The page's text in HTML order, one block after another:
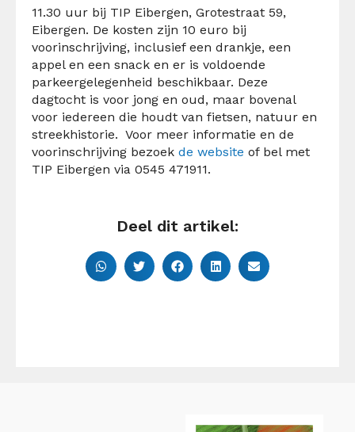
11.30 uur bij TIP Eibergen, Grotestraat 59,
Eibergen. De kosten zijn 10 euro bij
voorinschrijving, inclusief een drankje, een
appel en een snack en er is voldoende
parkeergelegenheid beschikbaar. Deze
dagtocht is voor jong en oud, maar bovenal
voor iedereen die houdt van fietsen, natuur en
streekhistorie. Voor meer informatie en de
voorinschrijving bezoek de website of bel met
TIP Eibergen via 0545 471911.
Deel dit artikel: